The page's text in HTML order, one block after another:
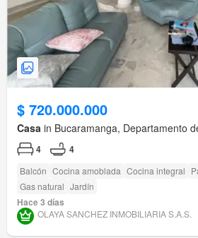
$ 720.000.000
Casa in Bucaramanga, Departamento
4 4
Balcón Cocina amoblada Cocina integral
Gas natural Jardín
Hace 3 días
OLAYA SANCHEZ INMOBILIARIA S.A.S.